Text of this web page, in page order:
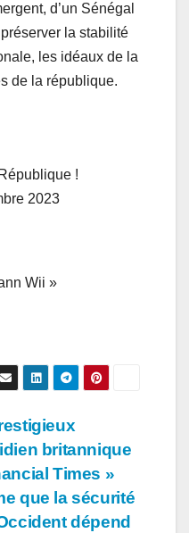
d’un Sénégal
la stabilité
les idéaux de la
de la république.
!
2023
Wii »
britannique
Times »
que la sécurité
dépend